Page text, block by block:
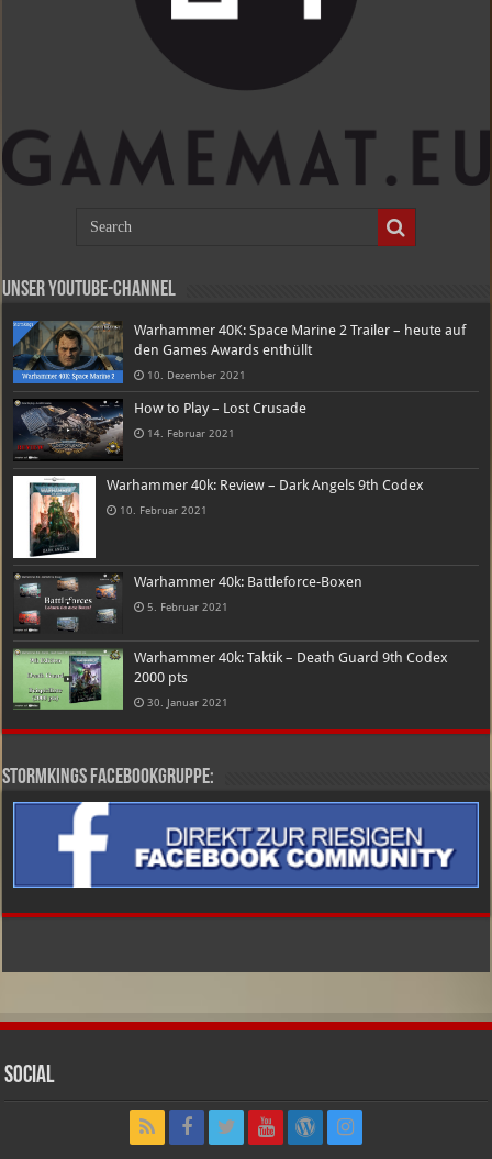
Unser Youtube-Channel
Warhammer 40K: Space Marine 2 Trailer – heute auf
den Games Awards enthüllt
10. Dezember 2021
How to Play – Lost Crusade
14. Februar 2021
Warhammer 40k: Review – Dark Angels 9th Codex
10. Februar 2021
Warhammer 40k: Battleforce-Boxen
5. Februar 2021
Warhammer 40k: Taktik – Death Guard 9th Codex
2000 pts
30. Januar 2021
Stormkings Facebookgruppe:
Social